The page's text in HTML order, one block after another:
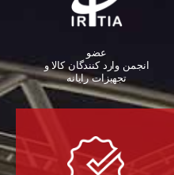
عضو
انجمن وارد کنندگان کالا و
تجهیزات رایانه‌